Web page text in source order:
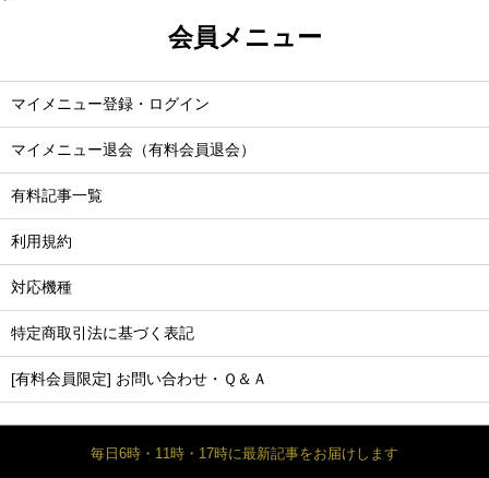
会員メニュー
マイメニュー登録・ログイン
マイメニュー退会（有料会員退会）
有料記事一覧
利用規約
対応機種
特定商取引法に基づく表記
[有料会員限定] お問い合わせ・Ｑ＆Ａ
毎日6時・11時・17時に最新記事をお届けします